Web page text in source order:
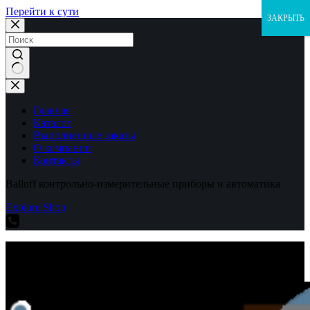
Перейти к сути
Ничего
не
найденоГлавная
Каталог
Выполненные заказы
О компании
Контакты
Balluff контрольно-измерительные приборы и автоматика
Explore Shop
ЗАКРЫТЬ